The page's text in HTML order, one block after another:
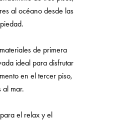
al océano desde las
de primera
ideal para disfrutar
en el tercer piso,
al mar.
el relax y el